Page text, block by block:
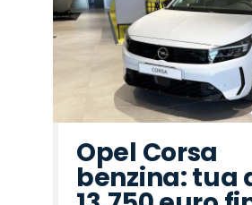
Opel Corsa
benzina: tua